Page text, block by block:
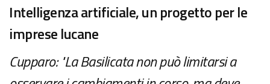
Intelligenza artificiale, un progetto per le
imprese lucane
Cupparo: "La Basilicata non può limitarsi a